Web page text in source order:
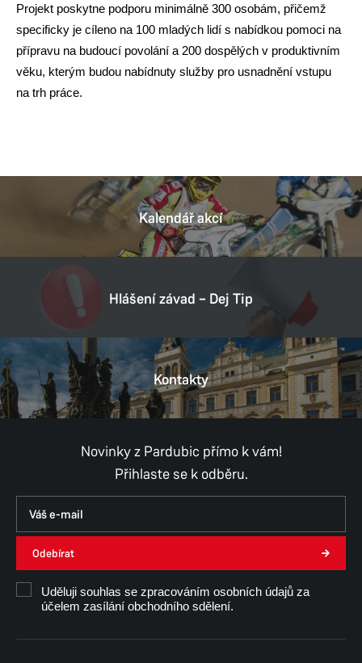
Projekt poskytne podporu minimálně 300 osobám, přičemž
specificky je cíleno na 100 mladých lidí s nabídkou pomoci na
přípravu na budoucí povolání a 200 dospělých v produktivním
věku, kterým budou nabídnuty služby pro usnadnění vstupu
na trh práce.
Kalendář akcí
Hlášení závad – Dej Tip
Kontakty
Novinky z Pardubic přímo k vám!
Přihlaste se k odběru.
Odebírat
Uděluji souhlas se zpracováním osobních údajů za
účelem zasílání obchodního sdělení.